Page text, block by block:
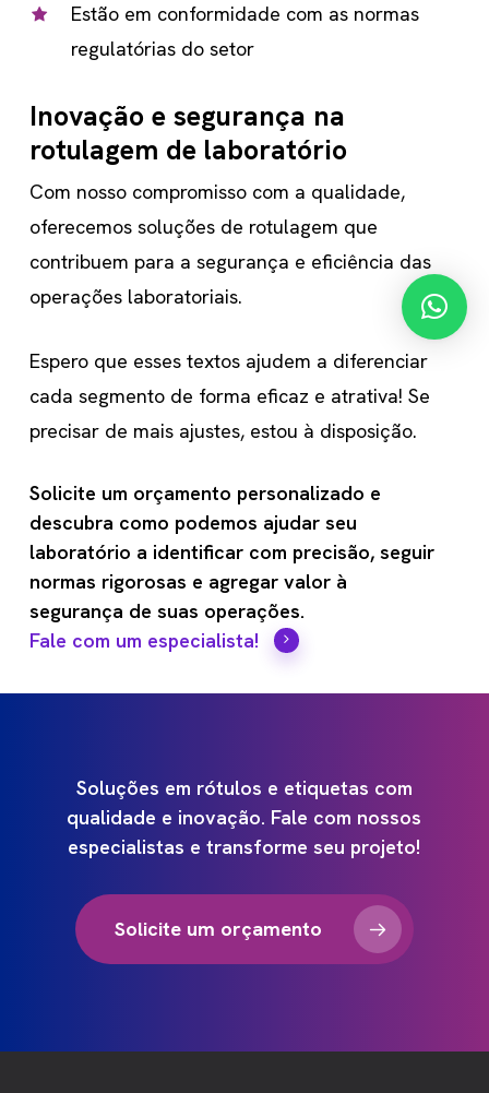
Estão em conformidade com as normas
regulatórias do setor
Inovação e segurança na
rotulagem de laboratório
Com nosso compromisso com a qualidade,
oferecemos soluções de rotulagem que
contribuem para a segurança e eficiência das
operações laboratoriais.
Espero que esses textos ajudem a diferenciar
cada segmento de forma eficaz e atrativa! Se
precisar de mais ajustes, estou à disposição.
Solicite um orçamento personalizado e
descubra como podemos ajudar seu
laboratório a identificar com precisão, seguir
normas rigorosas e agregar valor à
segurança de suas operações.
Fale com um especialista!
Soluções em rótulos e etiquetas com
qualidade e inovação. Fale com nossos
especialistas e transforme seu projeto!
Solicite um orçamento